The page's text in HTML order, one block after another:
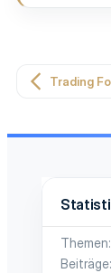
Trading
Themen
Beiträge